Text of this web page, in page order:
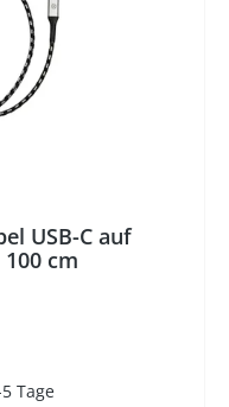
USB-C auf
cm
Tage